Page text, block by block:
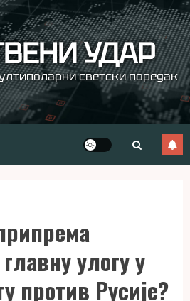
УДАР
светски поредак
улогу у
против Русије?